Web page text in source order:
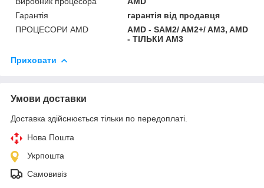
Гарантія
гарантія від продавця
ПРОЦЕСОРИ AMD
AMD - SAM2/ AM2+/ AM3, AMD
- ТІЛЬКИ AM3
Приховати
Умови доставки
Доставка здійснюється тільки по передоплаті.
Нова Пошта
Укрпошта
Самовивіз